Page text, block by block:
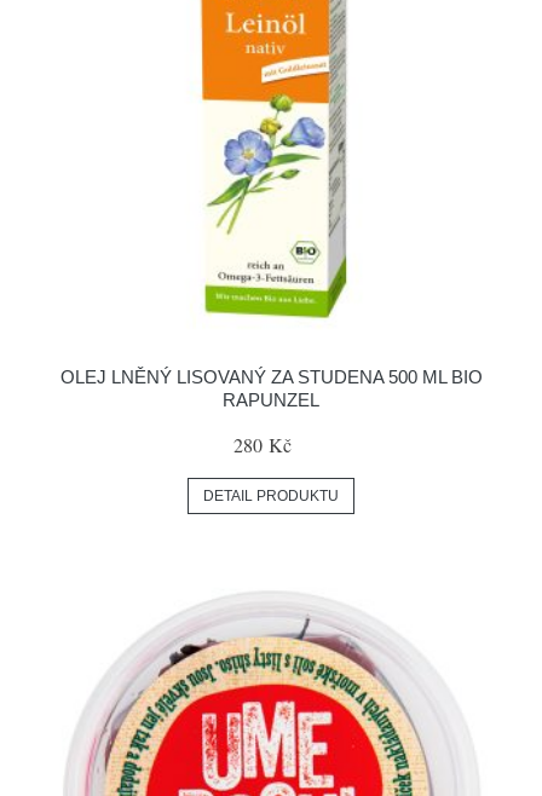
OLEJ LNĚNÝ LISOVANÝ ZA STUDENA 500 ML BIO
RAPUNZEL
280 Kč
DETAIL PRODUKTU